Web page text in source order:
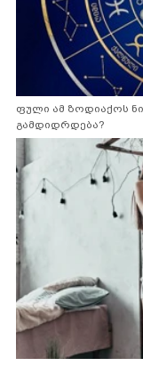
ფული ამ ზოდიაქოს
გამდიდრდება?